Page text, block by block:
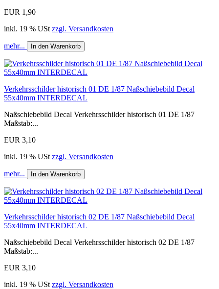
EUR 1,90
inkl. 19 % USt zzgl. Versandkosten
mehr... In den Warenkorb
Verkehrsschilder historisch 01 DE 1/87 Naßschiebebild Decal
55x40mm INTERDECAL
Naßschiebebild Decal Verkehrsschilder historisch 01 DE 1/87
Maßstab:...
EUR 3,10
inkl. 19 % USt zzgl. Versandkosten
mehr... In den Warenkorb
Verkehrsschilder historisch 02 DE 1/87 Naßschiebebild Decal
55x40mm INTERDECAL
Naßschiebebild Decal Verkehrsschilder historisch 02 DE 1/87
Maßstab:...
EUR 3,10
inkl. 19 % USt zzgl. Versandkosten